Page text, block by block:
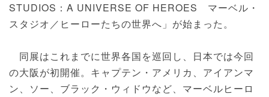
STUDIOS：A UNIVERSE OF HEROES マーベル・
スタジオ／ヒーローたちの世界へ」が始まった。
同展はこれまでに世界各国を巡回し、日本では今回
の大阪が初開催。キャプテン・アメリカ、アイアンマ
ン、ソー、ブラック・ウィドウなど、マーベルヒーロ